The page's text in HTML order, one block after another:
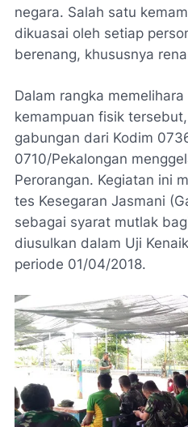
negara. Salah satu
dikuasai oleh setiap
berenang, khususnya
Dalam rangka
kemampuan fisik
gabungan dari Kodim
0710/Pekalongan
Perorangan. Kegiatan ini
tes Kesegaran Jasmani
sebagai syarat mutlak
diusulkan dalam Uji
periode 01/04/2018.